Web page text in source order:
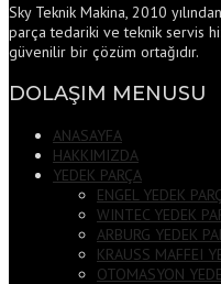
Sky Teknik Makina, 2010
parça tedariki ve teknik servis
güvenilir bir çözüm ortağıdır.
DOLAŞIM MENUSU
ANASAYFA
HAKKIMIZDA
YEDEK PARÇA
ENGEL YEDEK
WINTEC YEDEK
ARBURG YEDEK
KRAUSS MAFFEI
OTOMASYON